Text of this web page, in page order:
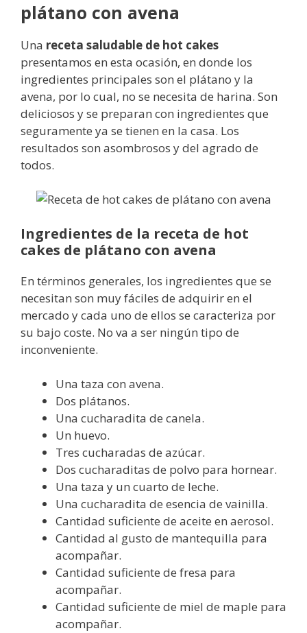
plátano con avena
Una receta saludable de hot cakes
presentamos en esta ocasión, en donde los
ingredientes principales son el plátano y la
avena, por lo cual, no se necesita de harina. Son
deliciosos y se preparan con ingredientes que
seguramente ya se tienen en la casa. Los
resultados son asombrosos y del agrado de
todos.
Ingredientes de la receta de hot
cakes de plátano con avena
En términos generales, los ingredientes que se
necesitan son muy fáciles de adquirir en el
mercado y cada uno de ellos se caracteriza por
su bajo coste. No va a ser ningún tipo de
inconveniente.
Una taza con avena.
Dos plátanos.
Una cucharadita de canela.
Un huevo.
Tres cucharadas de azúcar.
Dos cucharaditas de polvo para hornear.
Una taza y un cuarto de leche.
Una cucharadita de esencia de vainilla.
Cantidad suficiente de aceite en aerosol.
Cantidad al gusto de mantequilla para
acompañar.
Cantidad suficiente de fresa para
acompañar.
Cantidad suficiente de miel de maple para
acompañar.